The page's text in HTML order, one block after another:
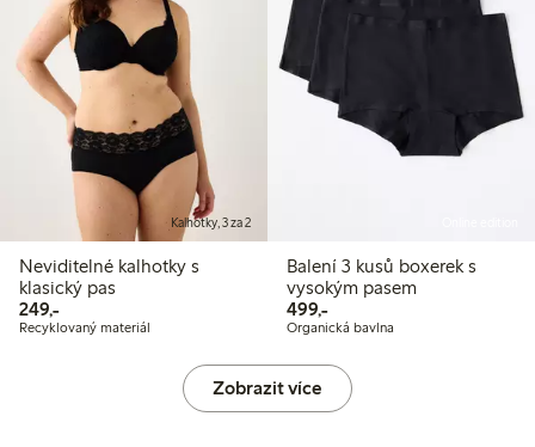
Kalhotky, 3 za 2
Neviditelné kalhotky s
klasický pas
249,-249,00 Kč
Recyklovaný materiál
Balení 3 kusů boxerek s
vysokým pasem
499,-499,00 Kč
Organická bavlna
Zobrazit více